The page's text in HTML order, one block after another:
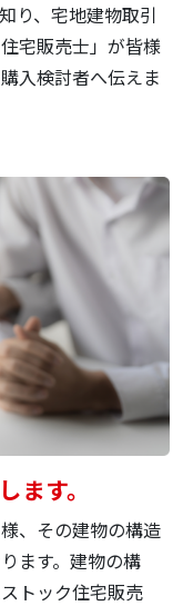
り、宅地建物取引
宅販売士」が皆様
入検討者へ伝えま
ます。
、その建物の構造
ます。建物の構
トック住宅販売